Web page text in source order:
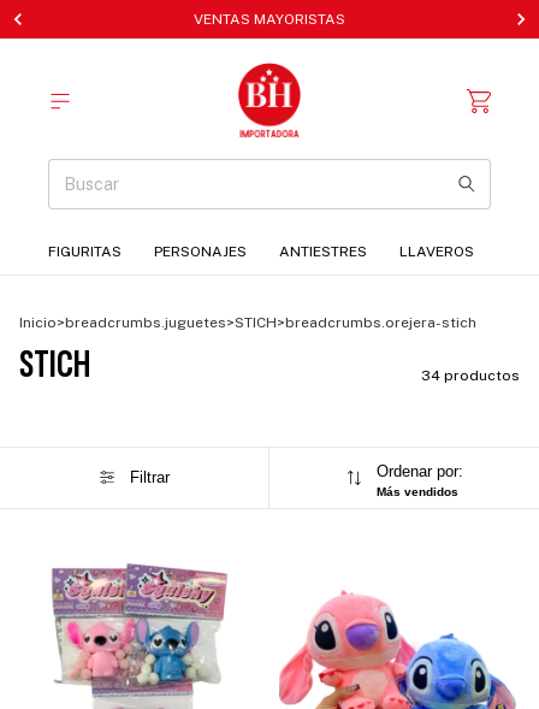
VENTAS MAYORISTAS
FIGURITAS PERSONAJES ANTIESTRES LLAVEROS
Inicio>breadcrumbs.juguetes>STICH>breadcrumbs.orejera-stich
STICH 34 productos
Filtrar Ordenar por:
Más vendidos